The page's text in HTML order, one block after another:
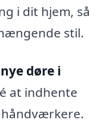
i dit hjem, så
stil.
nye døre i
at indhente